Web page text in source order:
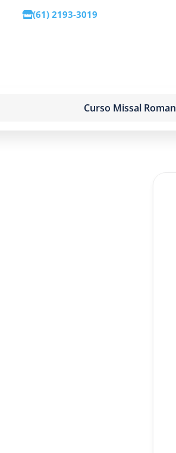
(61) 2193-3019
Curso Missal